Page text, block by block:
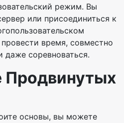
режим. Вы
или присоединиться к
время, совместно
даже соревноваться.
Продвинутых
основы, вы можете